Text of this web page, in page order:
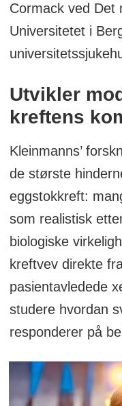
Cormack ved Det
Universitetet i
Utvikler
kreftens
Kleinmanns’
de største
eggstokkreft:
som realistisk
biologiske
kreftvev direkte
pasientavledede
studere hvordan
responderer på